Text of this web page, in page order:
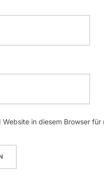
in diesem Browser